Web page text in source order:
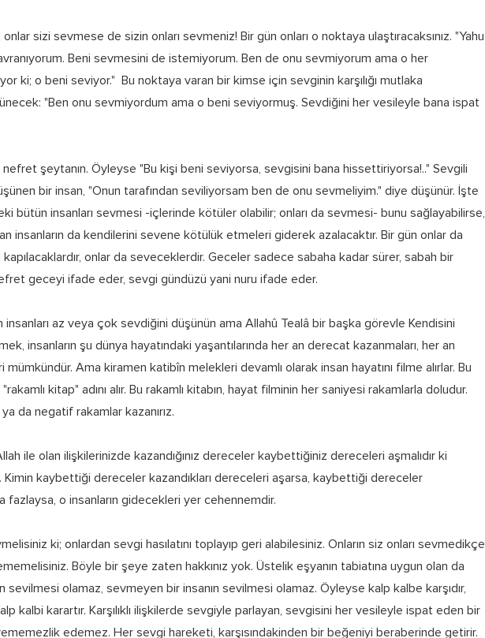
sizi sevmese de sizin onları sevmeniz! Bir gün onları o noktaya ulaştıracaksınız. "Yahu
Beni sevmesini de istemiyorum. Ben de onu sevmiyorum ama o her
ki; o beni seviyor." Bu noktaya varan bir kimse için sevginin karşılığı mutlaka
"Ben onu sevmiyordum ama o beni seviyormuş. Sevdiğini her vesileyle bana ispat
nefret şeytanın. Öyleyse "Bu kişi beni seviyorsa, sevgisini bana hissettiriyorsa!.." Sevgili
bir insan, "Onun tarafından seviliyorsam ben de onu sevmeliyim." diye düşünür. İşte
bütün insanları sevmesi -içlerinde kötüler olabilir; onları da sevmesi- bunu sağlayabilirse,
insanların da kendilerini sevene kötülük etmeleri giderek azalacaktır. Bir gün onlar da
onlar da seveceklerdir. Geceler sadece sabaha kadar sürer, sabah bir
geceyi ifade eder, sevgi gündüzü yani nuru ifade eder.
insanları az veya çok sevdiğini düşünün ama Allahû Tealâ bir başka görevle Kendisini
insanların şu dünya hayatındaki yaşantılarında her an derecat kazanmaları, her an
Ama kiramen katibîn melekleri devamlı olarak insan hayatını filme alırlar. Bu
kitap" adını alır. Bu rakamlı kitabın, hayat filminin her saniyesi rakamlarla doludur.
da negatif rakamlar kazanırız.
ile olan ilişkilerinizde kazandığınız dereceler kaybettiğiniz dereceleri aşmalıdır ki
kaybettiği dereceler kazandıkları dereceleri aşarsa, kaybettiği dereceler
fazlaysa, o insanların gidecekleri yer cehennemdir.
ki; onlardan sevgi hasılatını toplayıp geri alabilesiniz. Onların siz onları sevmedikçe
Böyle bir şeye zaten hakkınız yok. Üstelik eşyanın tabiatına uygun olan da
sevilmesi olamaz, sevmeyen bir insanın sevilmesi olamaz. Öyleyse kalp kalbe karşıdır,
kalbi karartır. Karşılıklı ilişkilerde sevgiyle parlayan, sevgisini her vesileyle ispat eden bir
edemez. Her sevgi hareketi, karşısındakinden bir beğeniyi beraberinde getirir.